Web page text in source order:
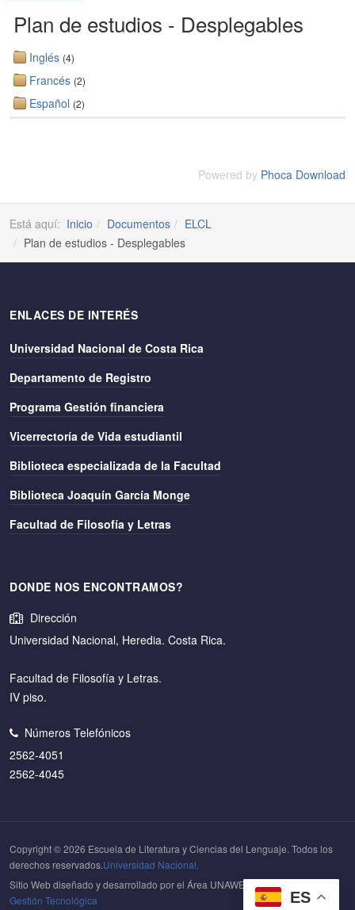
ES
Plan de estudios - Desplegables
Inglés (4)
Francés (2)
Español (2)
Powered by Phoca Download
Está aquí: Inicio Documentos
ELCL
Plan de estudios - Desplegables
ENLACES DE INTERÉS
Universidad Nacional de Costa Rica
Departamento de Registro
Programa Gestión financiera
Vicerrectoría de Vida estudiantil
Biblioteca especializada de la Facultad
Biblioteca Joaquín García Monge
Facultad de Filosofía y Letras
DONDE NOS ENCONTRAMOS?
Dirección
Universidad Nacional, Heredia. Costa Rica.
Facultad de Filosofía y Letras.
IV piso.
Números Telefónicos
2562-4051
2562-4045
Copyright © 2026 Escuela de Literatura y Ciencias del Lenguaje. Todos los
derechos reservados.Universidad Nacional.
Sitio Web diseñado y desarrollado por el Área UNAWEB delCentro de
Gestión Tecnológica